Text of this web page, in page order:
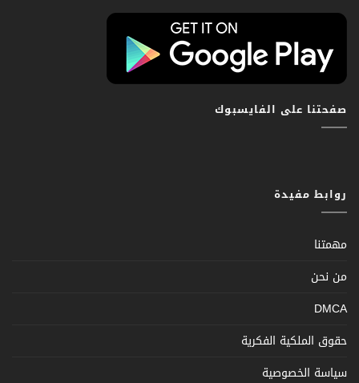
صفحتنا على الفايسبوك
روابط مفيدة
مهمتنا
من نحن
DMCA
حقوق الملكية الفكرية
سياسة الخصوصية